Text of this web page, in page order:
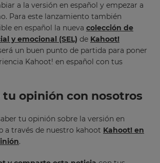
a la versión en español y empezar a
Para este lanzamiento también
en español la nueva colección de
y emocional (SEL) de Kahoot!
un buen punto de partida para poner
Kahoot! en español con tus
tu opinión con nosotros
tu opinión sobre la versión en
a través de nuestro kahoot Kahoot! en
.